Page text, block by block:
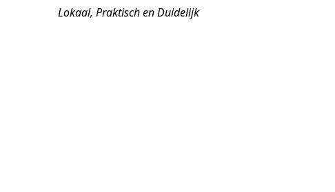
Lokaal, Praktisch en Duidelijk